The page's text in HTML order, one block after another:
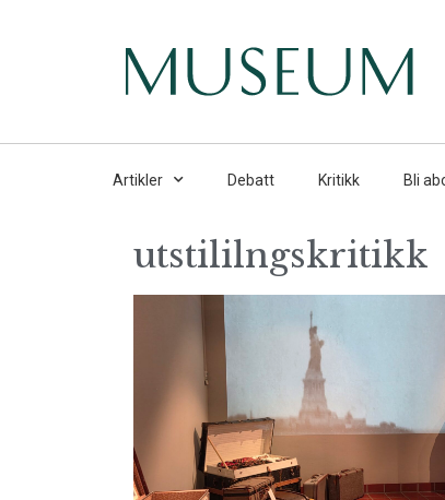
Artikler Debatt Kritikk Bli
utstililngskritikk